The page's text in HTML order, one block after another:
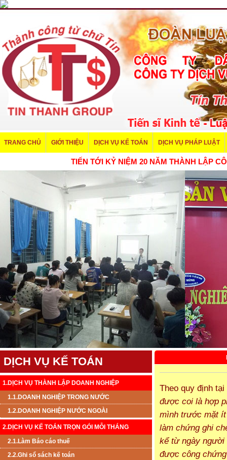
TRANG CHỦ GIỚI THIỆU DỊCH VỤ KẾ TOÁN DỊCH VỤ PHÁP LUẬT
TIẾN TỚI KỶ NIỆM 20 NĂM THÀNH
DỊCH VỤ KẾ TOÁN
1.DỊCH VỤ THÀNH LẬP DOANH NGHIỆP
1.1.DOANH NGHIỆP TRONG NƯỚC
1.2.DOANH NGHIỆP NƯỚC NGOÀI
2.DỊCH VỤ KẾ TOÁN TRỌN GÓI MỖI THÁNG
2.1.Làm Báo cáo thuế
2.2.Ghi sổ sách kế toán
Theo quy định
được coi là hợp
mình trước mặt
làm chứng ghi
kể từ ngày người
được công